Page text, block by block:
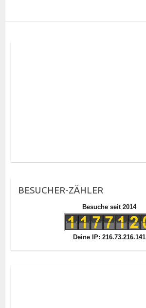
BESUCHER-ZÄHLER
Besuche seit 2014
Deine IP: 216.73.216.141